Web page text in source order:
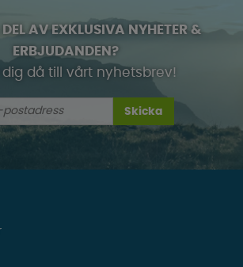
AV EXKLUSIVA NYHETER &
ERBJUDANDEN?
då till vårt nyhetsbrev!
Skicka